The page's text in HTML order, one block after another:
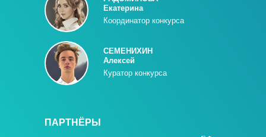
ПАРТНЁРЫ
Координатор конкурса
Екатерина
Куратор конкурса
СЕМЕНИХИН
Алексей